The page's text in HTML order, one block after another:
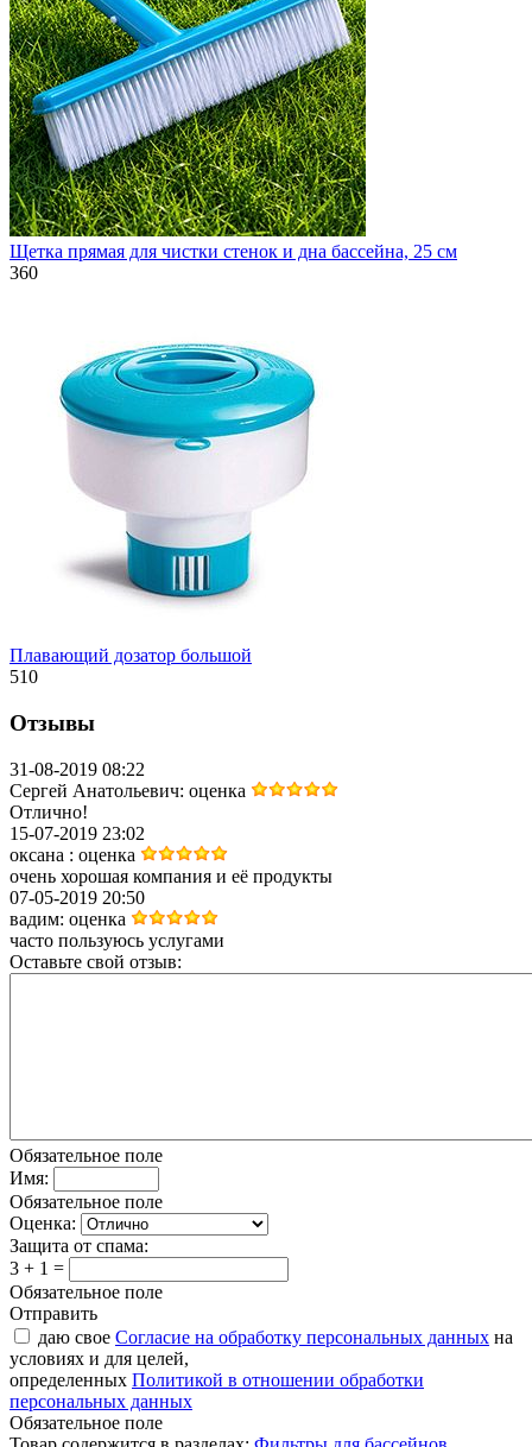
Щетка прямая для чистки стенок и дна бассейна, 25 см
360
Плавающий дозатор большой
510
Отзывы
31-08-2019 08:22
Сергей Анатольевич: оценка
Отлично!
15-07-2019 23:02
оксана : оценка
очень хорошая компания и её продукты
07-05-2019 20:50
вадим: оценка
часто пользуюсь услугами
Оставьте свой отзыв:
Обязательное поле
Имя:
Обязательное поле
Оценка:
Защита от спама:
3 + 1 =
Обязательное поле
Отправить
даю свое Согласие на обработку персональных данных на
условиях и для целей,
определенных Политикой в отношении обработки
персональных данных
Обязательное поле